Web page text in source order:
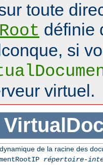
toute
définie
si
virtuel.
de la racine des
répertoire-